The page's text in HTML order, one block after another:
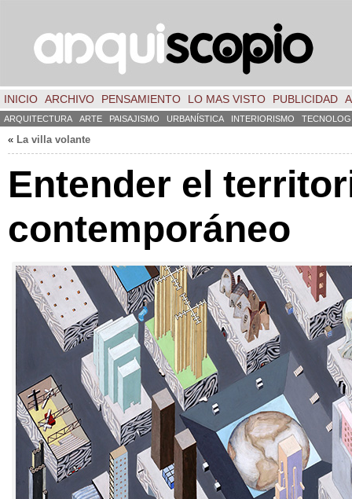
INICIO ARCHIVO PENSAMIENTO LO MAS VISTO PUBLICIDAD
ARQUITECTURA ARTE PAISAJISMO URBANÍSTICA INTERIORISMO
« La villa volante
Entender el
contemporáneo